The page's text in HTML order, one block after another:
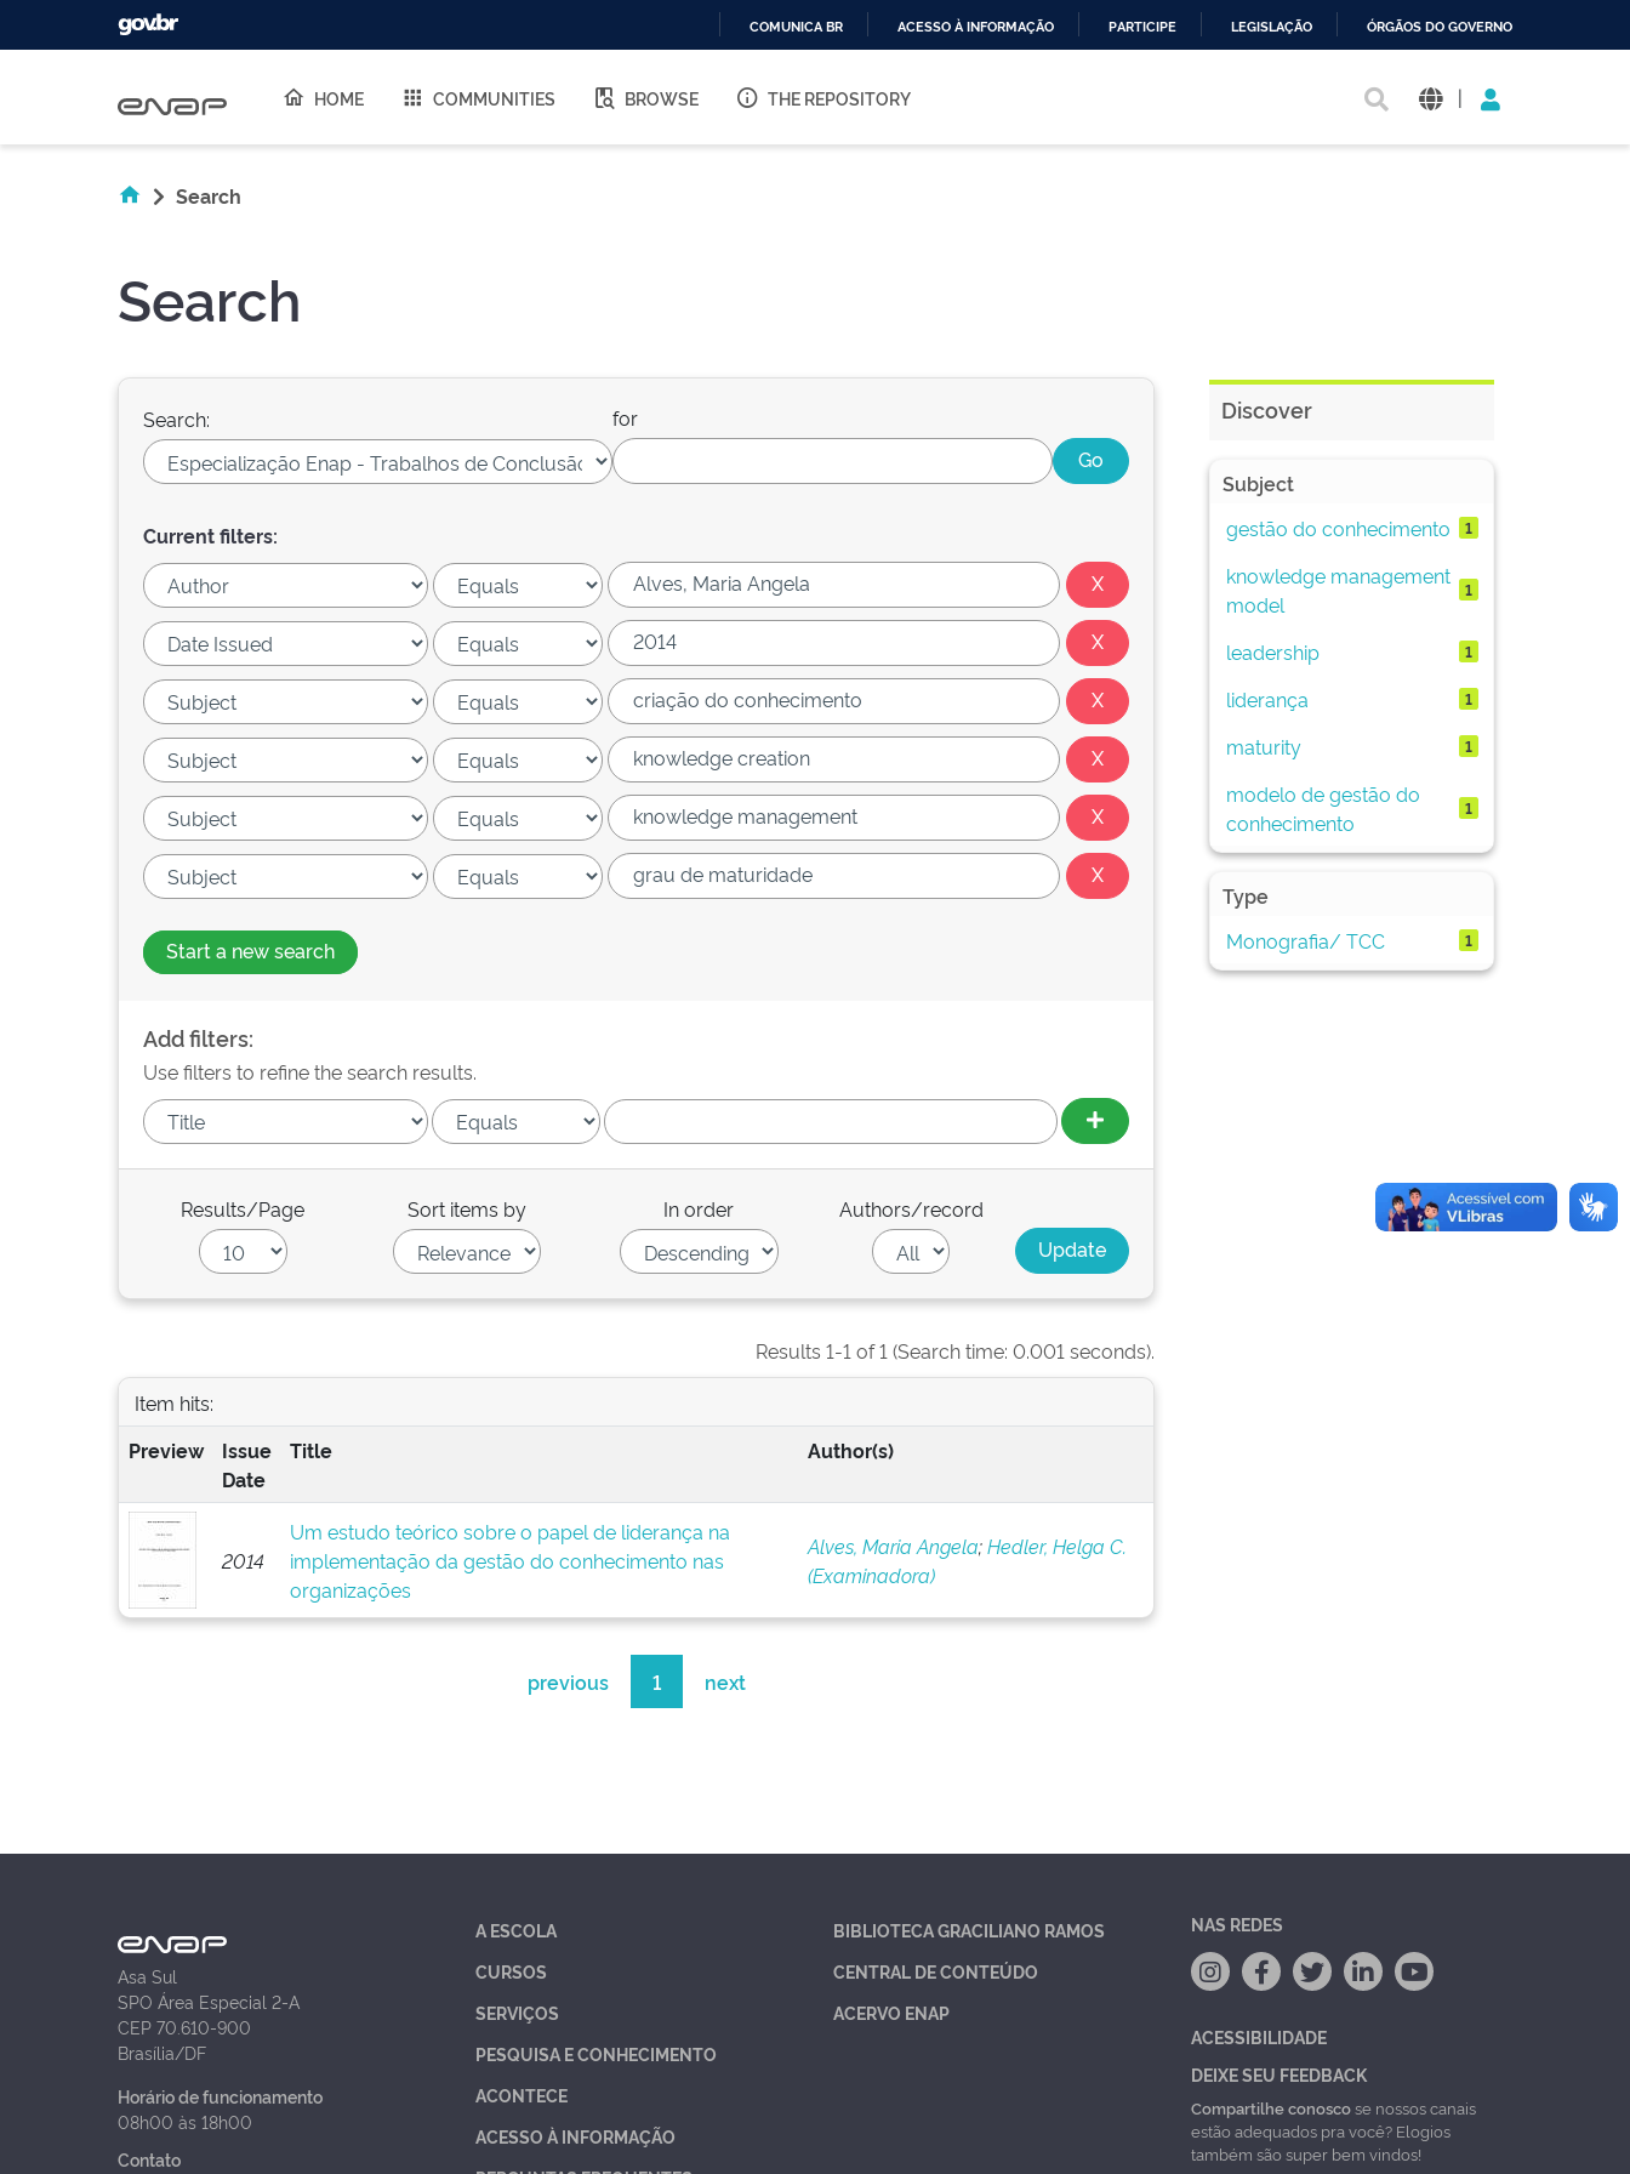
O
COMUNICA BR ACESSO À INFORMAÇÃO PARTICIPE LEGISLAÇÃO ÓRGÃOS DO GOVERNO
HOME COMMUNITIES BROWSE THE REPOSITORY |
Search
Search
Search: for
Current filters:
Start a new search
Add filters:
Use filters to refine the search results.
Results/Page Sort items by In order Authors/record
Results 1-1 of 1 (Search time: 0.001 seconds).
Item hits:
Preview
Issue
Date
Title Author(s)
2014
Um estudo teórico sobre o papel de liderança na
implementação da gestão do conhecimento nas
organizações
Alves, Maria Angela;Hedler, Helga C.
(Examinadora)
previous 1 next
Discover
Subject
gestão do conhecimento
1
knowledge management
model
1
leadership 1
liderança 1
maturity 1
modelo de gestão do
conhecimento
1
Type
Monografia/ TCC
1
Asa Sul
SPO Área Especial 2-A
CEP 70.610-900
Brasília/DF
Horário de funcionamento
08h00 às 18h00
Contato
A ESCOLA
CURSOS
SERVIÇOS
PESQUISA E CONHECIMENTO
ACONTECE
ACESSO À INFORMAÇÃO
BIBLIOTECA GRACILIANO RAMOS
CENTRAL DE CONTEÚDO
ACERVO ENAP
NAS REDES
ACESSIBILIDADE
DEIXE SEU FEEDBACK
Compartilhe conoscose nossos canais
estão adequados pra você? Elogios
também são super bem vindos!